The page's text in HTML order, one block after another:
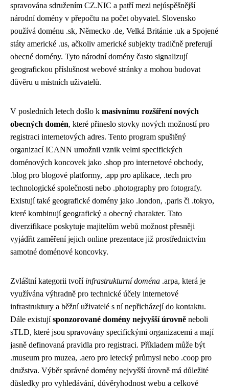
spravována sdružením CZ.NIC a patří mezi nejúspěšnější
národní domény v přepočtu na počet obyvatel. Slovensko
používá doménu .sk, Německo .de, Velká Británie .uk a Spojené
státy americké .us, ačkoliv americké subjekty tradičně preferují
obecné domény. Tyto národní domény často signalizují
geografickou příslušnost webové stránky a mohou budovat
důvěru u místních uživatelů.
V posledních letech došlo k masivnímu rozšíření nových
obecných domén, které přineslo stovky nových možností pro
registraci internetových adres. Tento program spuštěný
organizací ICANN umožnil vznik velmi specifických
doménových koncovek jako .shop pro internetové obchody,
.blog pro blogové platformy, .app pro aplikace, .tech pro
technologické společnosti nebo .photography pro fotografy.
Existují také geografické domény jako .london, .paris či .tokyo,
které kombinují geografický a obecný charakter. Tato
diverzifikace poskytuje majitelům webů možnost přesněji
vyjádřit zaměření jejich online prezentace již prostřednictvím
samotné doménové koncovky.
Zvláštní kategorii tvoří infrastrukturní doména .arpa, která je
využívána výhradně pro technické účely internetové
infrastruktury a běžní uživatelé s ní nepřicházejí do kontaktu.
Dále existujísponzorované domény nejvyšší úrovně neboli
sTLD, které jsou spravovány specifickými organizacemi a mají
jasně definovaná pravidla pro registraci. Příkladem může být
.museum pro muzea, .aero pro letecký průmysl nebo .coop pro
družstva. Výběr správné domény nejvyšší úrovně má důležité
důsledky pro vyhledávání, důvěryhodnost webu a celkové